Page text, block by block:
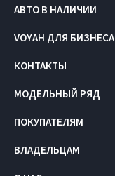
АВТО В НАЛИЧИИ
VOYAH ДЛЯ БИЗНЕСА
КОНТАКТЫ
МОДЕЛЬНЫЙ РЯД
ПОКУПАТЕЛЯМ
ВЛАДЕЛЬЦАМ